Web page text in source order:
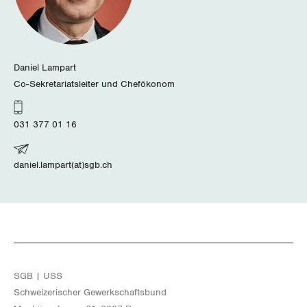
Schaffhausen
St. Gallen-Appenzell
Waadt
Wallis
Daniel Lampart
Co-Sekretariatsleiter und Chefökonom
031 377 01 16
daniel.lampart(at)sgb.ch
SGB | USS
Schwei­ze­ri­scher Ge­werk­schafts­bund